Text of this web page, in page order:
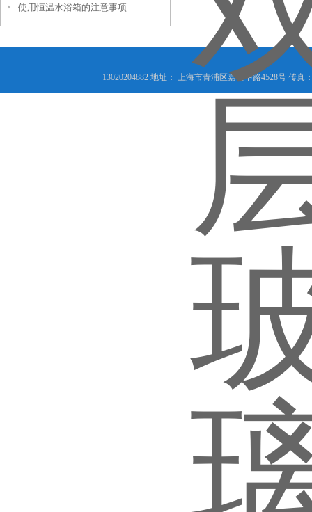
该怎么办
使用恒温水浴箱的注意事项
13020204882 地址： 上海市青浦区嘉松中路4528号 传真